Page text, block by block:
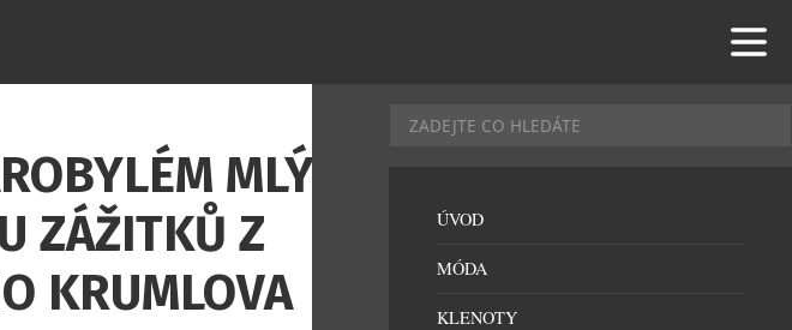
MLÝNĚ
ZÁŽITKŮ Z
KRUMLOVA
ÚVOD
MÓDA
KLENOTY